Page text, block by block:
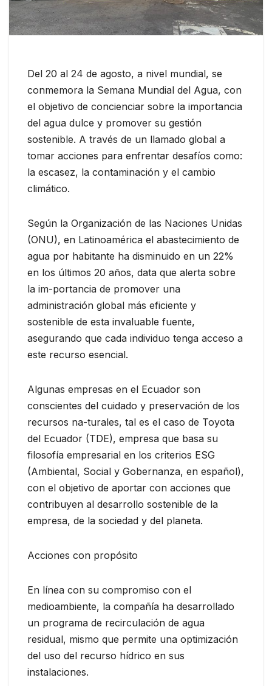
Del 20 al 24 de agosto, a nivel mundial, se
conmemora la Semana Mundial del Agua, con
el objetivo de concienciar sobre la importancia
del agua dulce y promover su gestión
sostenible. A través de un llamado global a
tomar acciones para enfrentar desafíos como:
la escasez, la contaminación y el cambio
climático.
Según la Organización de las Naciones Unidas
(ONU), en Latinoamérica el abastecimiento de
agua por habitante ha disminuido en un 22%
en los últimos 20 años, data que alerta sobre
la im-portancia de promover una
administración global más eficiente y
sostenible de esta invaluable fuente,
asegurando que cada individuo tenga acceso a
este recurso esencial.
Algunas empresas en el Ecuador son
conscientes del cuidado y preservación de los
recursos na-turales, tal es el caso de Toyota
del Ecuador (TDE), empresa que basa su
filosofía empresarial en los criterios ESG
(Ambiental, Social y Gobernanza, en español),
con el objetivo de aportar con acciones que
contribuyen al desarrollo sostenible de la
empresa, de la sociedad y del planeta.
Acciones con propósito
En línea con su compromiso con el
medioambiente, la compañía ha desarrollado
un programa de recirculación de agua
residual, mismo que permite una optimización
del uso del recurso hídrico en sus
instalaciones.